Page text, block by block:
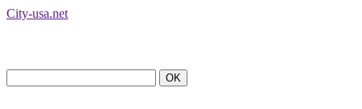
City-usa.net